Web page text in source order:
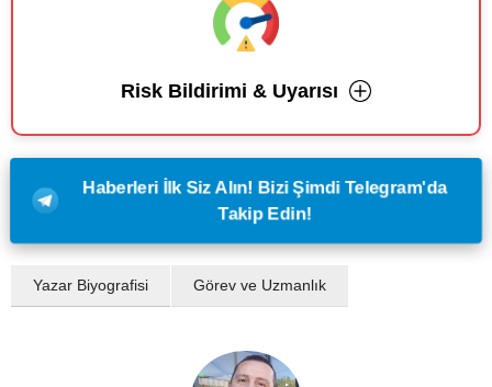
Risk Bildirimi & Uyarısı
Haberleri İlk Siz Alın! Bizi Şimdi Telegram'da
Takip Edin!
Yazar Biyografisi Görev ve Uzmanlık